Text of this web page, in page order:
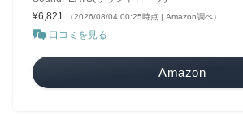
¥6,821
（2026/08/04 00:25時点 | Amazon調べ）
口コミを見る
Amazon